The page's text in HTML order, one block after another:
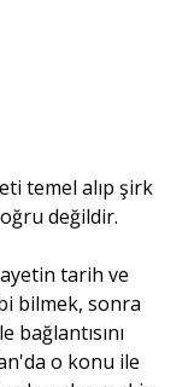
temel alıp şirk
değildir.
tarih ve
bilmek, sonra
bağlantısını
o konu ile